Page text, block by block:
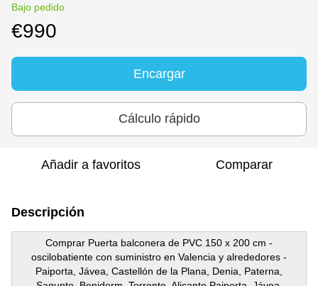
Bajo pedido
€990
Encargar
Cálculo rápido
Añadir a favoritos Comparar
Descripción
Comprar Puerta balconera de PVC 150 x 200 cm -
oscilobatiente con suministro en Valencia y alrededores -
Paiporta, Jávea, Castellón de la Plana, Denia, Paterna,